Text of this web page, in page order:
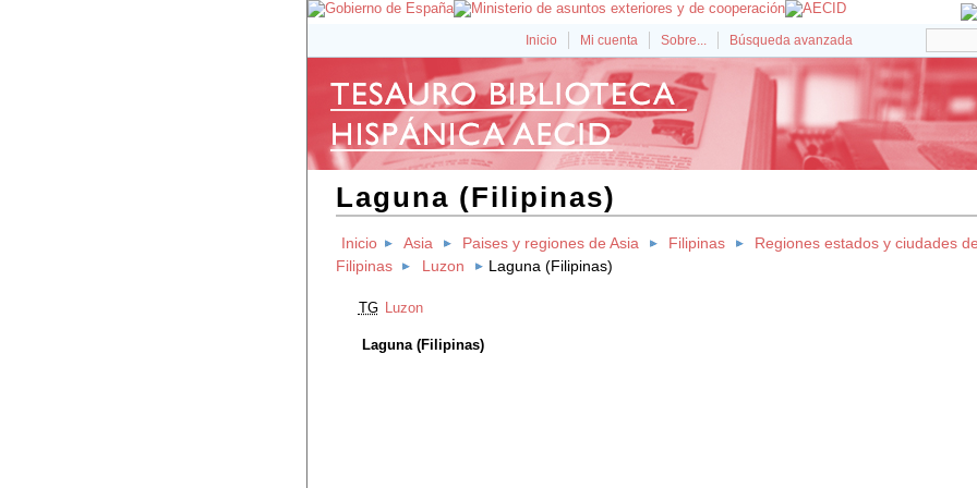
Inicio Mi cuenta Sobre... Búsqueda avanzada
Laguna (Filipinas)
Inicio Asia Paises y regiones de Asia Filipinas
Regiones estados y ciudades
Filipinas
Luzon Laguna (Filipinas)
TG Luzon
Laguna (Filipinas)